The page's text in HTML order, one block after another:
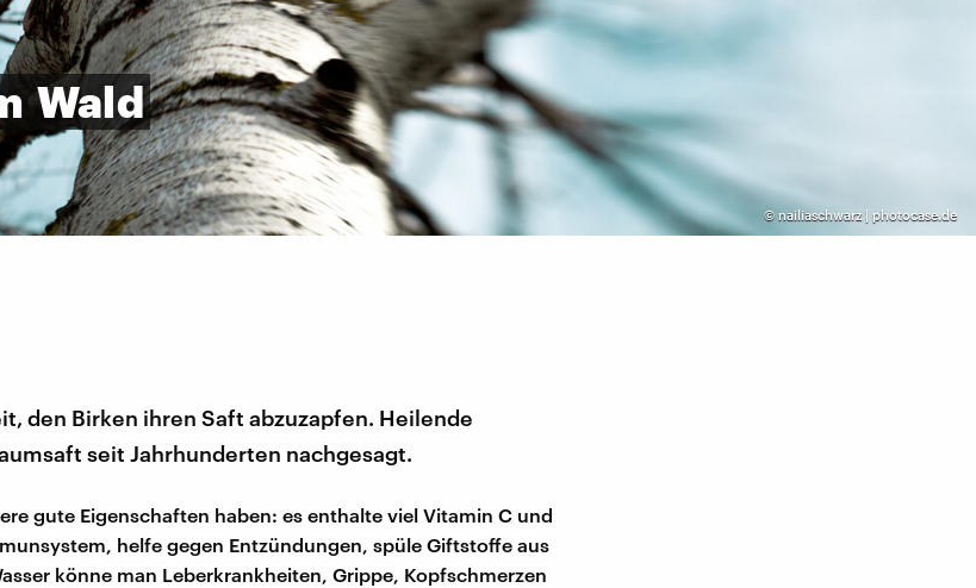
© nailiaschwarz | photocase.de
Wald
den Birken ihren Saft abzuzapfen. Heilende
seit Jahrhunderten nachgesagt.
gute Eigenschaften haben: es enthalte viel Vitamin C und
helfe gegen Entzündungen, spüle Giftstoffe aus
könne man Leberkrankheiten, Grippe, Kopfschmerzen